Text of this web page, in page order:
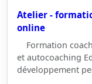
Atelier -
online
Formation
et autocoaching
développement